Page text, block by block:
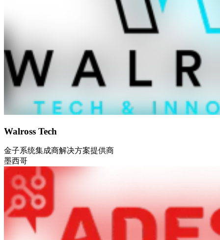
Walross Tech
金子系统集成商解决方案提供商
墨西哥